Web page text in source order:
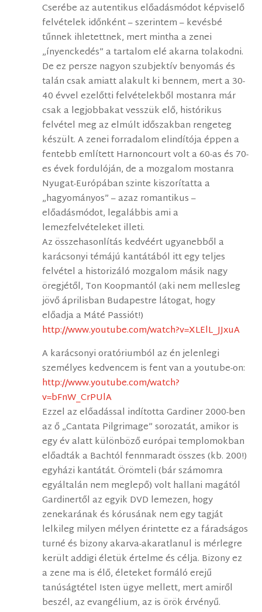
Cserébe az autentikus előadásmódot képviselő
felvételek időnként – szerintem – kevésbé
tűnnek ihletettnek, mert mintha a zenei
„ínyenckedés” a tartalom elé akarna tolakodni.
De ez persze nagyon szubjektív benyomás és
talán csak amiatt alakult ki bennem, mert a 30-
40 évvel ezelőtti felvételekből mostanra már
csak a legjobbakat vesszük elő, histórikus
felvétel meg az elmúlt időszakban rengeteg
készült. A zenei forradalom elindítója éppen a
fentebb említett Harnoncourt volt a 60-as és 70-
es évek fordulóján, de a mozgalom mostanra
Nyugat-Európában szinte kiszorítatta a
„hagyományos” – azaz romantikus –
előadásmódot, legalábbis ami a
lemezfelvételeket illeti.
Az összehasonlítás kedvéért ugyanebből a
karácsonyi témájú kantátából itt egy teljes
felvétel a historizáló mozgalom másik nagy
öregjétől, Ton Koopmantól (aki nem mellesleg
jövő áprilisban Budapestre látogat, hogy
előadja a Máté Passiót!)
http://www.youtube.com/watch?v=XLElL_JJxuA
A karácsonyi oratóriumból az én jelenlegi
személyes kedvencem is fent van a youtube-on:
http://www.youtube.com/watch?
v=bFnW_CrPUlA
Ezzel az előadással indította Gardiner 2000-ben
az ő „Cantata Pilgrimage” sorozatát, amikor is
egy év alatt különböző európai templomokban
előadták a Bachtól fennmaradt összes (kb. 200!)
egyházi kantátát. Örömteli (bár számomra
egyáltalán nem meglepő) volt hallani magától
Gardinertől az egyik DVD lemezen, hogy
zenekarának és kórusának nem egy tagját
lelkileg milyen mélyen érintette ez a fáradságos
turné és bizony akarva-akaratlanul is mérlegre
került addigi életük értelme és célja. Bizony ez
a zene ma is élő, életeket formáló erejű
tanúságtétel Isten ügye mellett, mert amiről
beszél, az evangélium, az is örök érvényű.